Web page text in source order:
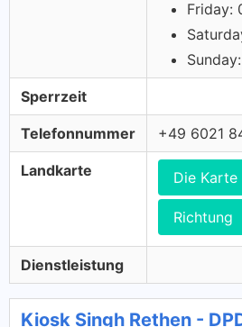
Friday:
Sperrzeit
Telefonnummer +49 6021
Landkarte Die Karte
Richtung
Dienstleistung
Kiosk Singh Rethen -